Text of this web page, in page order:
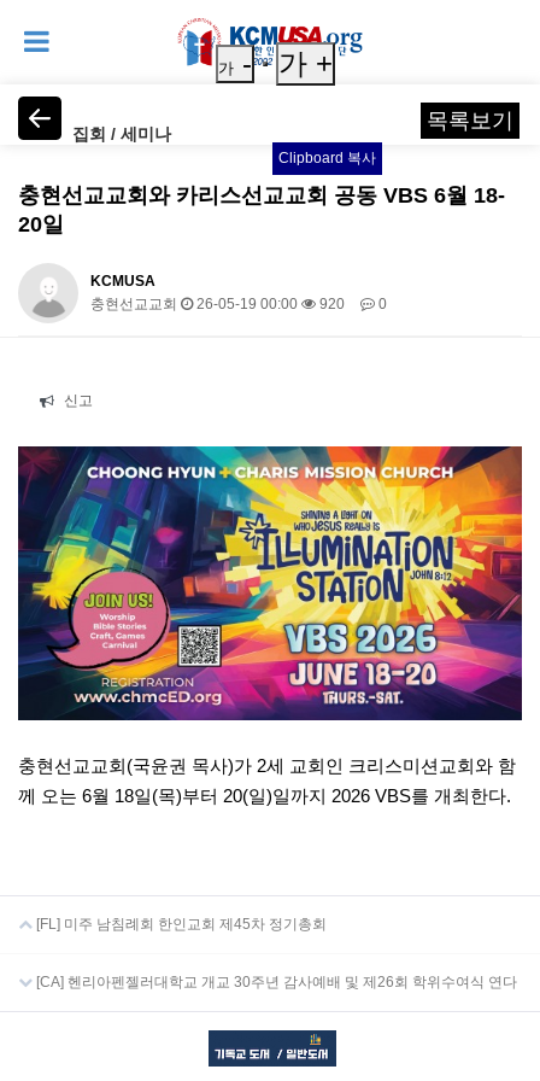
집회 / 세미나
가 - 가 +
Clipboard 복사
목록보기
충현선교교회와 카리스선교교회 공동 VBS 6월 18-
20일
KCMUSA
충현선교교회
26-05-19 00:00 920 0
신고
충현선교교회(국윤권 목사)가 2세 교회인 크리스미션교회와 함
께 오는 6월 18일(목)부터 20(일)일까지 2026 VBS를 개최한다.
[FL] 미주 남침례회 한인교회 제45차 정기총회
[CA] 헨리아펜젤러대학교 개교 30주년 감사예배 및 제26회 학위수여식 연다